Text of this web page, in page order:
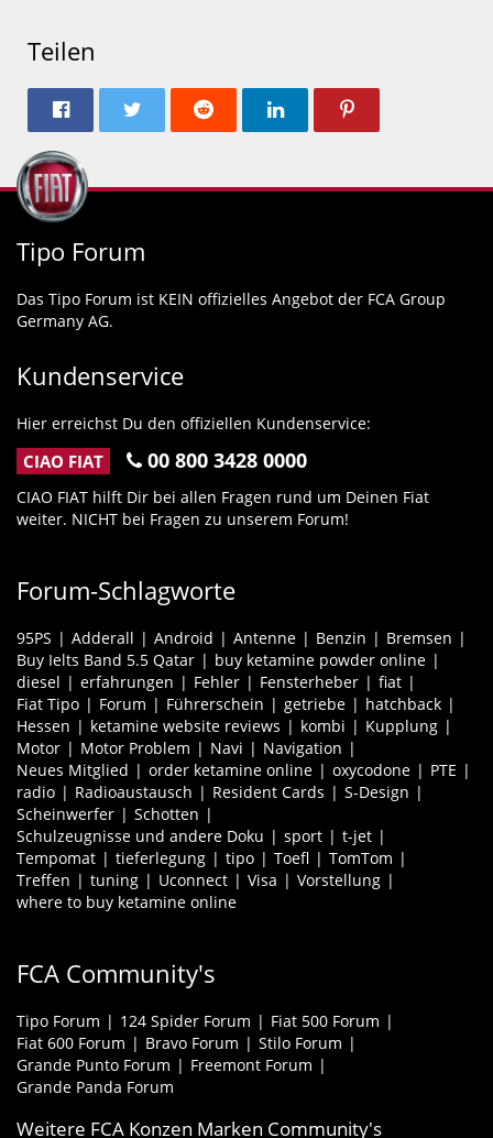
Teilen
Tipo Forum
Das Tipo Forum ist KEIN offizielles Angebot der FCA Group
Germany AG.
Kundenservice
Hier erreichst Du den offiziellen Kundenservice:
CIAO FIAT 00 800 3428 0000
CIAO FIAT hilft Dir bei allen Fragen rund um Deinen Fiat
weiter. NICHT bei Fragen zu unserem Forum!
Forum-Schlagworte
95PS Adderall Android Antenne Benzin
Bremsen
Buy Ielts Band 5.5 Qatar
buy ketamine powder online
diesel
erfahrungen Fehler Fensterheber
fiat
Fiat Tipo
Forum Führerschein getriebe
hatchback
Hessen
ketamine website reviews kombi
Kupplung
Motor
Motor Problem Navi
Navigation
Neues Mitglied
order ketamine online oxycodone
PTE
radio
Radioaustausch Resident Cards
S-Design
Scheinwerfer
Schotten
Schulzeugnisse und andere Doku
sport
t-jet
Tempomat
tieferlegung tipo Toefl
TomTom
Treffen
tuning Uconnect Visa
Vorstellung
where to buy ketamine online
FCA Community's
Tipo Forum 124 Spider Forum
Fiat 500 Forum
Fiat 600 Forum
Bravo Forum
Stilo Forum
Grande Punto Forum
Freemont Forum
Grande Panda Forum
Weitere FCA Konzen Marken Community's